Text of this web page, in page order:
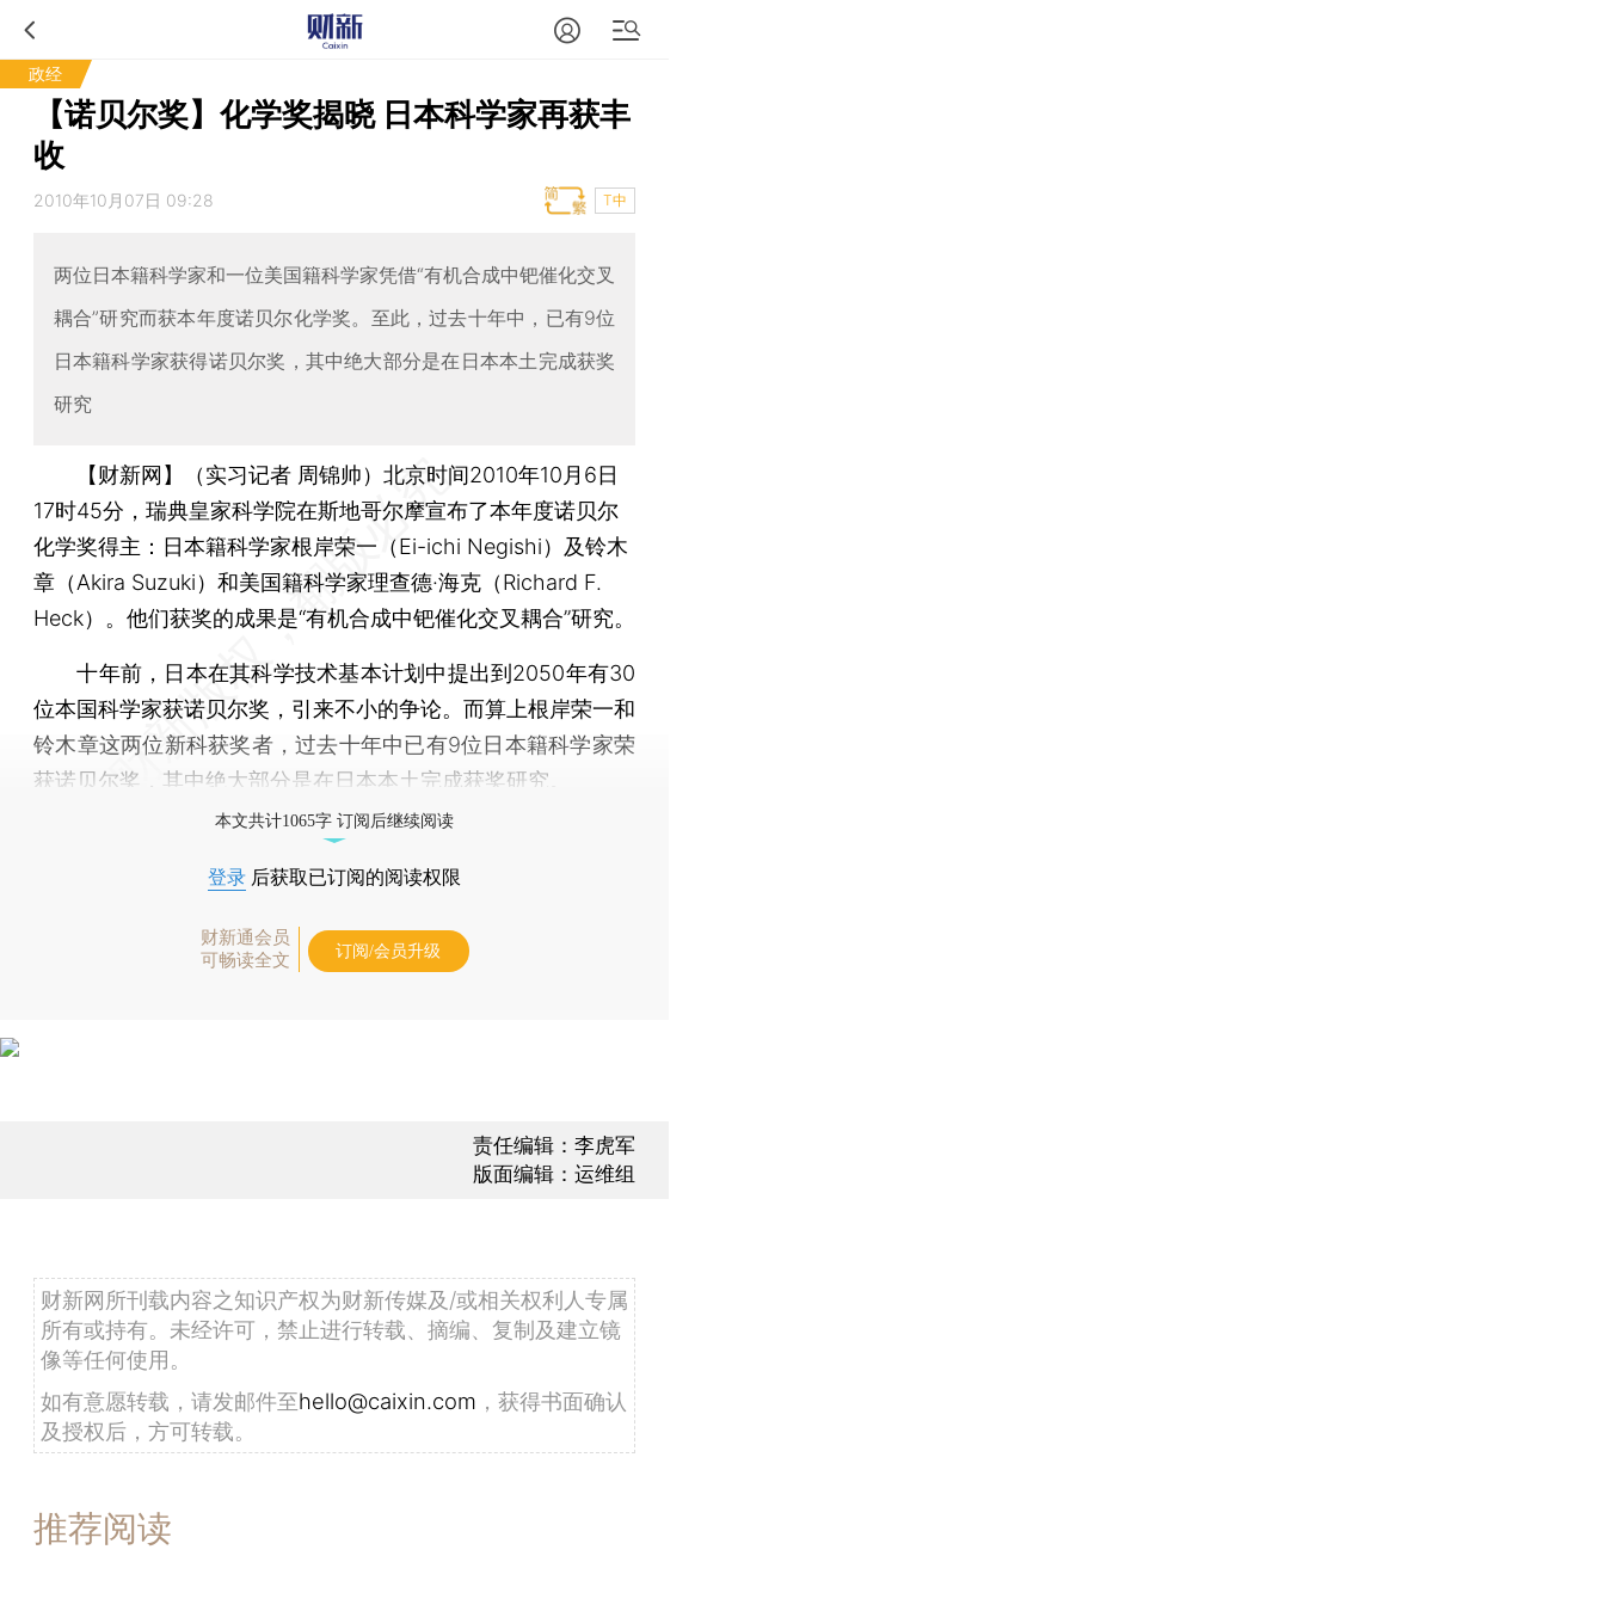
政经
【诺贝尔奖】化学奖揭晓 日本科学家再获丰
收
2010年10月07日 09:28 T中
两位日本籍科学家和一位美国籍科学家凭借“有机合成中钯催化交叉
耦合”研究而获本年度诺贝尔化学奖。至此，过去十年中，已有9位
日本籍科学家获得诺贝尔奖，其中绝大部分是在日本本土完成获奖
研究
【财新网】（实习记者 周锦帅） 北京时间2010年10月6日
17时45分，瑞典皇家科学院在斯地哥尔摩宣布了本年度诺贝尔
化学奖得主：日本籍科学家根岸荣一（Ei-ichi Negishi）及铃木
章（Akira Suzuki）和美国籍科学家理查德·海克（Richard F.
Heck）。他们获奖的成果是“有机合成中钯催化交叉耦合”研究。
十年前，日本在其科学技术基本计划中提出到2050年有30
位本国科学家获诺贝尔奖，引来不小的争论。而算上根岸荣一和
铃木章这两位新科获奖者，过去十年中已有9位日本籍科学家荣
获诺贝尔奖，其中绝大部分是在日本本土完成获奖研究。
本文共计1065字 订阅后继续阅读
登录 后获取已订阅的阅读权限
财新通会员
可畅读全文
订阅/会员升级
责任编辑：李虎军
版面编辑：运维组
财新网所刊载内容之知识产权为财新传媒及/或相关权利人专属
所有或持有。未经许可，禁止进行转载、摘编、复制及建立镜
像等任何使用。
如有意愿转载，请发邮件至hello@caixin.com ，获得书面确认
及授权后，方可转载。
推荐阅读